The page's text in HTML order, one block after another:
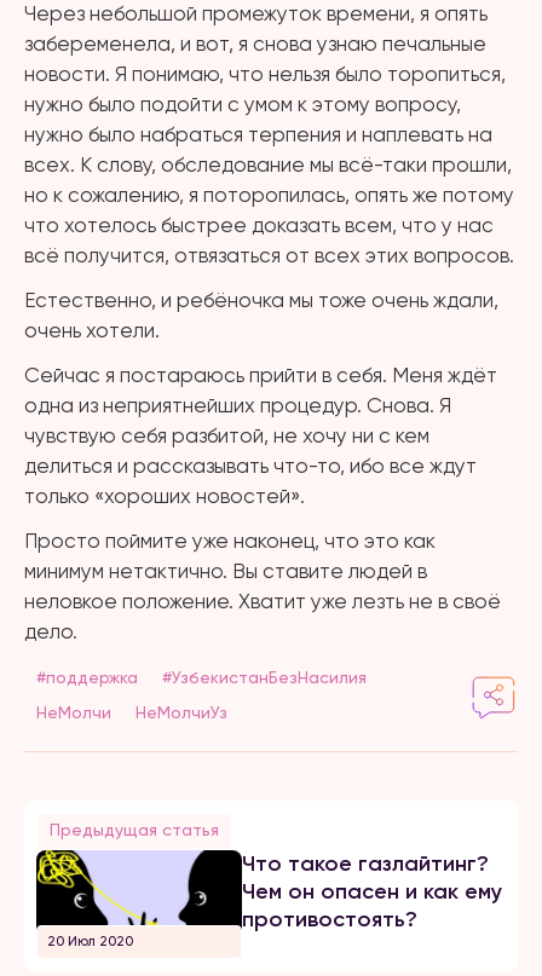
Через небольшой промежуток времени, я опять
забеременела, и вот, я снова узнаю печальные
новости. Я понимаю, что нельзя было торопиться,
нужно было подойти с умом к этому вопросу,
нужно было набраться терпения и наплевать на
всех. К слову, обследование мы всё-таки прошли,
но к сожалению, я поторопилась, опять же потому
что хотелось быстрее доказать всем, что у нас
всё получится, отвязаться от всех этих вопросов.
Естественно, и ребёночка мы тоже очень ждали,
очень хотели.
Сейчас я постараюсь прийти в себя. Меня ждёт
одна из неприятнейших процедур. Снова. Я
чувствую себя разбитой, не хочу ни с кем
делиться и рассказывать что-то, ибо все ждут
только «хороших новостей».
Просто поймите уже наконец, что это как
минимум нетактично. Вы ставите людей в
неловкое положение. Хватит уже лезть не в своё
дело.
#поддержка
#УзбекистанБезНасилия
НеМолчи
НеМолчиУз
Предыдущая статья
20 Июл 2020
Что такое газлайтинг?
Чем он опасен и как ему
противостоять?